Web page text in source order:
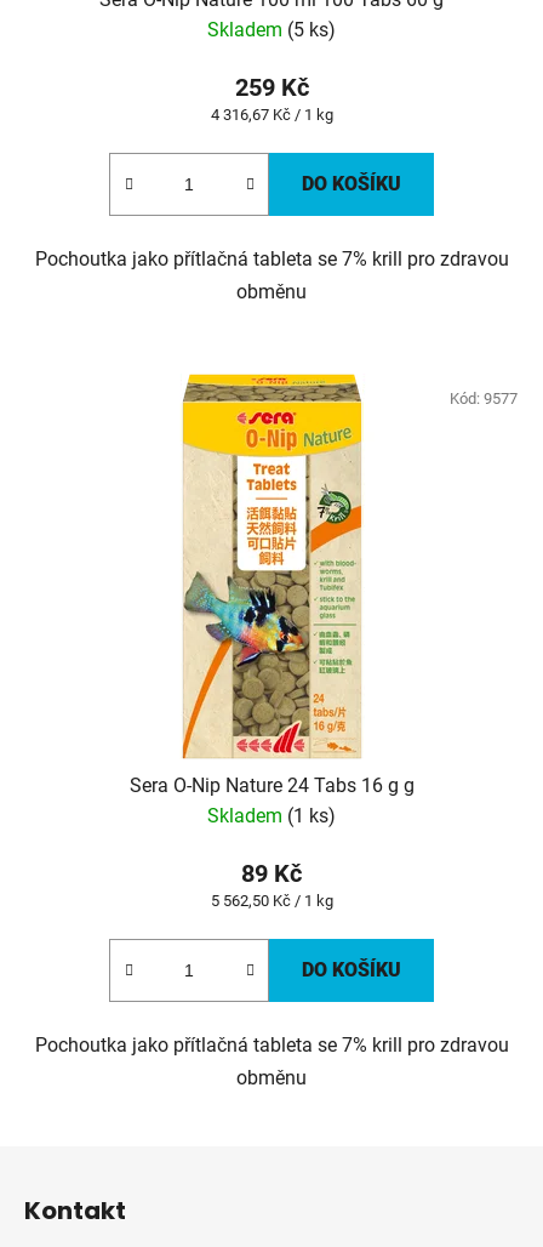
Skladem (5 ks)
259 Kč
Měrná
4 316,67 Kč / 1 kg
DO KOŠÍKU
Pochoutka jako přítlačná tableta se 7% krill pro zdravou
obměnu
Sera O-Nip Nature 24 Tabs 16 g g
Skladem (1 ks)
89 Kč
Měrná
5 562,50 Kč / 1 kg
DO KOŠÍKU
Pochoutka jako přítlačná tableta se 7% krill pro zdravou
obměnu
Kód: 9577
Kontakt